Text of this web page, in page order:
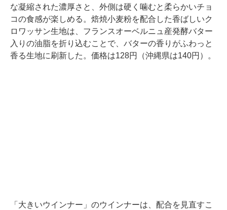
な凝縮された濃厚さと、外側は硬く噛むと柔らかいチョ
コの食感が楽しめる。焙焼小麦粉を配合した香ばしいク
ロワッサン生地は、フランスオーベルニュ産発酵バター
入りの油脂を折り込むことで、バターの香りがふわっと
香る生地に刷新した。価格は128円（沖縄県は140円）。
「大きいウインナー」のウインナーは、配合を見直すこ